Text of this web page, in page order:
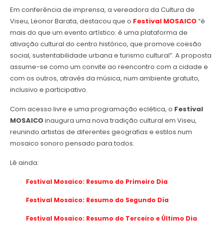
Em conferência de imprensa, a vereadora da Cultura de
Viseu, Leonor Barata, destacou que o Festival MOSAICO“é
mais do que um evento artístico: é uma plataforma de
ativação cultural do centro histórico, que promove coesão
social, sustentabilidade urbana e turismo cultural”. A proposta
assume-se como um convite ao reencontro com a cidade e
com os outros, através da música, num ambiente gratuito,
inclusivo e participativo.
Com acesso livre e uma programação eclética, o Festival
MOSAICOinaugura uma nova tradição cultural em Viseu,
reunindo artistas de diferentes geografias e estilos num
mosaico sonoro pensado para todos.
Lê ainda:
Festival Mosaico: Resumo do Primeiro Dia
Festival Mosaico: Resumo do Segundo Dia
Festival Mosaico: Resumo do Terceiro e Último Dia